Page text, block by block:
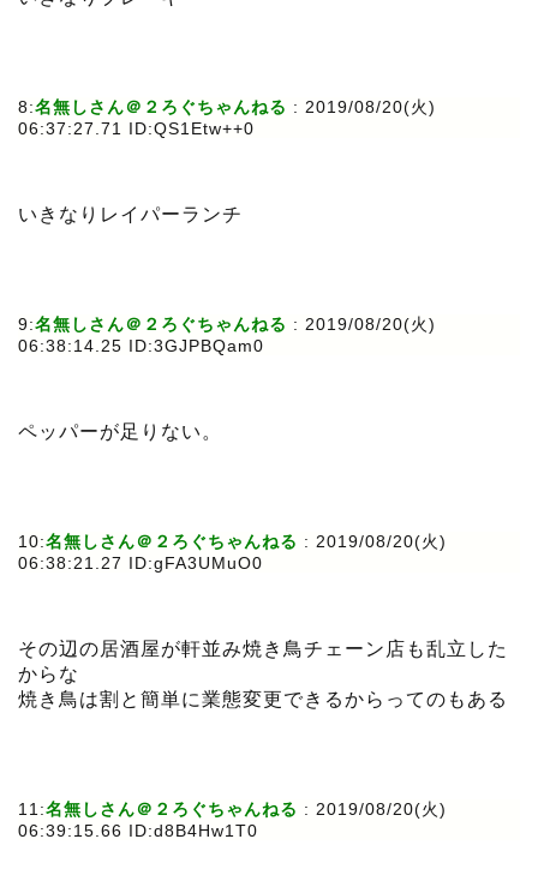
8:名無しさん＠２ろぐちゃんねる : 2019/08/20(火)
06:37:27.71 ID:QS1Etw++0
いきなりレイパーランチ
9:名無しさん＠２ろぐちゃんねる : 2019/08/20(火)
06:38:14.25 ID:3GJPBQam0
ペッパーが足りない。
10:名無しさん＠２ろぐちゃんねる : 2019/08/20(火)
06:38:21.27 ID:gFA3UMuO0
その辺の居酒屋が軒並み焼き鳥チェーン店も乱立した
からな
焼き鳥は割と簡単に業態変更できるからってのもある
11:名無しさん＠２ろぐちゃんねる : 2019/08/20(火)
06:39:15.66 ID:d8B4Hw1T0